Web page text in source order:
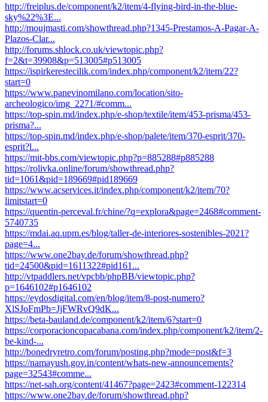
http://freiplus.de/component/k2/item/4-flying-bird-in-the-blue-
sky%22%3E...
http://moujmasti.com/showthread.php?1345-Prestamos-A-Pagar-A-
Plazos-Clar...
http://forums.shlock.co.uk/viewtopic.php?
f=2&t=39908&p=513005#p513005
https://ispirkerestecilik.com/index.php/component/k2/item/22?
start=0
https://www.panevinomilano.com/location/sito-
archeologico/img_2271/#comm...
https://top-spin.md/index.php/e-shop/textile/item/453-prisma/453-
prisma?...
https://top-spin.md/index.php/e-shop/palete/item/370-esprit/370-
esprit?l...
https://mit-bbs.com/viewtopic.php?p=885288#p885288
https://rolivka.online/forum/showthread.php?
tid=1061&pid=189669#pid189669
https://www.acservices.it/index.php/component/k2/item/70?
limitstart=0
https://quentin-perceval.fr/chine/?q=explora&page=2468#comment-
5740735
https://mdai.aq.upm.es/blog/taller-de-interiores-sostenibles-2021?
page=4...
https://www.one2bay.de/forum/showthread.php?
tid=24500&pid=1611322#pid161...
http://vtpaddlers.net/vpcbb/phpBB/viewtopic.php?
p=1646102#p1646102
https://eydosdigital.com/en/blog/item/8-post-numero?
XlSJoFmPb=JjFWRvQ9dK...
https://beta-bauland.de/component/k2/item/6?start=0
https://corporacioncopacabana.com/index.php/component/k2/item/2-
be-kind-...
http://bonedryretro.com/forum/posting.php?mode=post&f=3
https://namayush.gov.in/content/whats-new-announcements?
page=32543#comme...
https://net-sah.org/content/41467?page=2423#comment-122314
https://www.one2bay.de/forum/showthread.php?